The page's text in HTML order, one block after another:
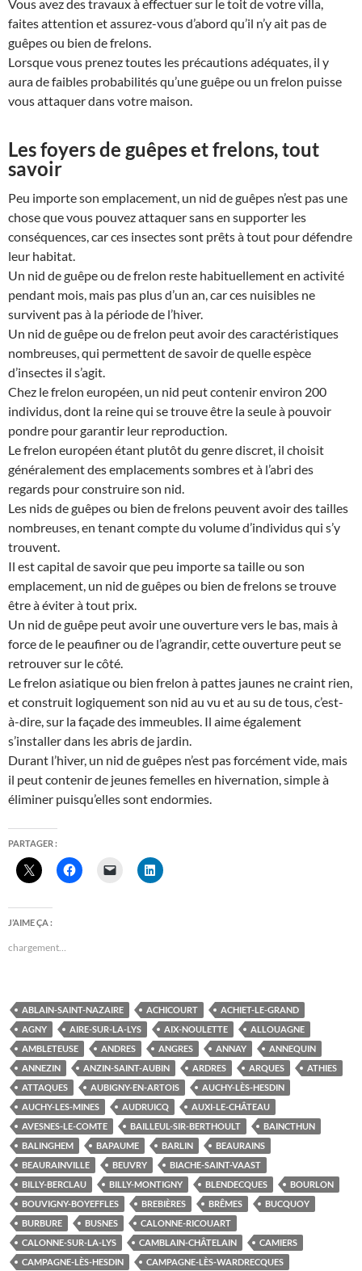
Vous avez des travaux à effectuer sur le toit de votre villa,
faites attention et assurez-vous d’abord qu’il n’y ait pas de
guêpes ou bien de frelons.
Lorsque vous prenez toutes les précautions adéquates, il y
aura de faibles probabilités qu’une guêpe ou un frelon puisse
vous attaquer dans votre maison.
Les foyers de guêpes et frelons, tout
savoir
Peu importe son emplacement, un nid de guêpes n’est pas une
chose que vous pouvez attaquer sans en supporter les
conséquences, car ces insectes sont prêts à tout pour défendre
leur habitat.
Un nid de guêpe ou de frelon reste habituellement en activité
pendant mois, mais pas plus d’un an, car ces nuisibles ne
survivent pas à la période de l’hiver.
Un nid de guêpe ou de frelon peut avoir des caractéristiques
nombreuses, qui permettent de savoir de quelle espèce
d’insectes il s’agit.
Chez le frelon européen, un nid peut contenir environ 200
individus, dont la reine qui se trouve être la seule à pouvoir
pondre pour garantir leur reproduction.
Le frelon européen étant plutôt du genre discret, il choisit
généralement des emplacements sombres et à l’abri des
regards pour construire son nid.
Les nids de guêpes ou bien de frelons peuvent avoir des tailles
nombreuses, en tenant compte du volume d’individus qui s’y
trouvent.
Il est capital de savoir que peu importe sa taille ou son
emplacement, un nid de guêpes ou bien de frelons se trouve
être à éviter à tout prix.
Un nid de guêpe peut avoir une ouverture vers le bas, mais à
force de le peaufiner ou de l’agrandir, cette ouverture peut se
retrouver sur le côté.
Le frelon asiatique ou bien frelon à pattes jaunes ne craint rien,
et construit logiquement son nid au vu et au su de tous, c’est-
à-dire, sur la façade des immeubles. Il aime également
s’installer dans les abris de jardin.
Durant l’hiver, un nid de guêpes n’est pas forcément vide, mais
il peut contenir de jeunes femelles en hivernation, simple à
éliminer puisqu’elles sont endormies.
PARTAGER :
J’AIME ÇA :
chargement…
ABLAIN-SAINT-NAZAIRE ACHICOURT
ACHIET-LE-GRAND
AGNY
AIRE-SUR-LA-LYS AIX-NOULETTE
ALLOUAGNE
AMBLETEUSE
ANDRES ANGRES ANNAY
ANNEQUIN
ANNEZIN
ANZIN-SAINT-AUBIN ARDRES ARQUES
ATHIES
ATTAQUES
AUBIGNY-EN-ARTOIS
AUCHY-LÈS-HESDIN
AUCHY-LES-MINES
AUDRUICQ
AUXI-LE-CHÂTEAU
AVESNES-LE-COMTE
BAILLEUL-SIR-BERTHOULT
BAINCTHUN
BALINGHEM
BAPAUME BARLIN
BEAURAINS
BEAURAINVILLE
BEUVRY
BIACHE-SAINT-VAAST
BILLY-BERCLAU
BILLY-MONTIGNY BLENDECQUES
BOURLON
BOUVIGNY-BOYEFFLES
BREBIÈRES BRÊMES
BUCQUOY
BURBURE
BUSNES
CALONNE-RICOUART
CALONNE-SUR-LA-LYS
CAMBLAIN-CHÂTELAIN
CAMIERS
CAMPAGNE-LÈS-HESDIN
CAMPAGNE-LÈS-WARDRECQUES